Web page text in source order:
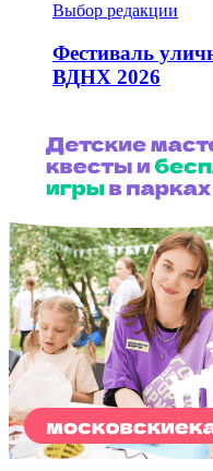
Выбор редакции
Фестиваль
ВДНХ 2026